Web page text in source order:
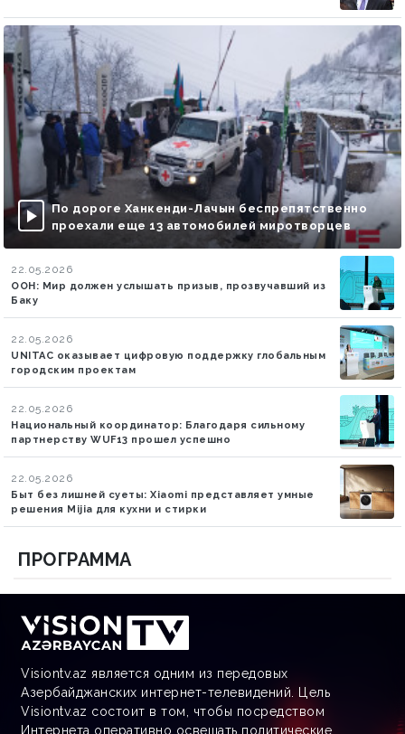
По дороге Ханкенди-Лачын беспрепятственно
проехали еще 13 автомобилей миротворцев
22.05.2026
ООН: Мир должен услышать призыв, прозвучавший из
Баку
22.05.2026
UNITAC оказывает цифровую поддержку глобальным
городским проектам
22.05.2026
Национальный координатор: Благодаря сильному
партнерству WUF13 прошел успешно
22.05.2026
Быт без лишней суеты: Xiaomi представляет умные
решения Mijia для кухни и стирки
ПРОГРАММА
Visiontv.az является одним из передовых
Азербайджанских интернет-телевидений. Цель
Visiontv.az состоит в том, чтобы посредством
Интернета оперативно освещать политические,